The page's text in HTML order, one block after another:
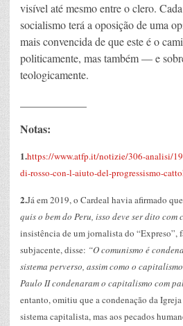
visível até mesmo entre o clero.
socialismo terá a oposição de uma
mais convencida de que este é o
politicamente, mas também — e
teologicamente.
Notas:
1.https://www.atfp.it/notizie/306-analisi/
di-rosso-con-l-aiuto-del-progressismo-
2.Já em 2019, o Cardeal havia afirmado que
quis o bem do Peru, isso deve ser dito com
insistência de um jornalista do “Expreso”,
subjacente, disse: “O comunismo é
sistema perverso, assim como o
Paulo II condenaram o capitalismo com
entanto, omitiu que a condenação da
sistema capitalista, mas aos pecados